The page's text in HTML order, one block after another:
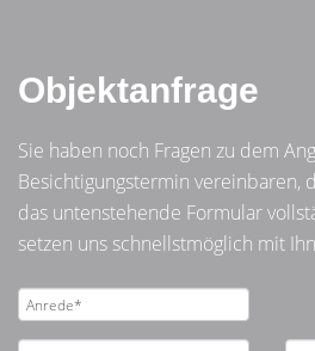
Objektanfrage
Sie haben noch Fragen zu dem
Besichtigungstermin vereinbaren,
das untenstehende Formular
setzen uns schnellstmöglich mit